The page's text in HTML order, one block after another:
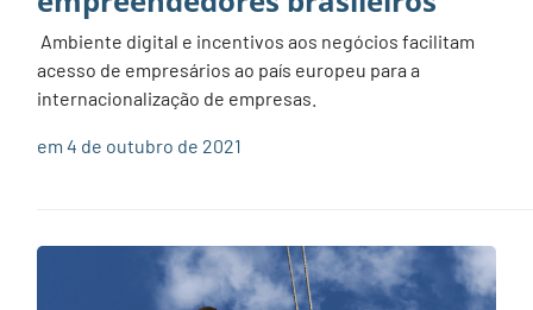
Ambiente digital e incentivos aos negócios facilitam
acesso de empresários ao país europeu para a
internacionalização de empresas.
em 4 de outubro de 2021